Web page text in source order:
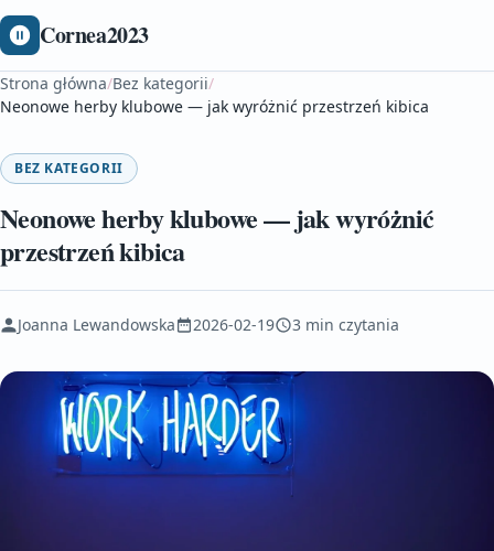
Cornea2023
Strona główna/Bez kategorii/
Neonowe herby klubowe — jak wyróżnić przestrzeń kibica
BEZ KATEGORII
Neonowe herby klubowe — jak wyróżnić
przestrzeń kibica
Joanna Lewandowska 2026-02-19 3 min czytania